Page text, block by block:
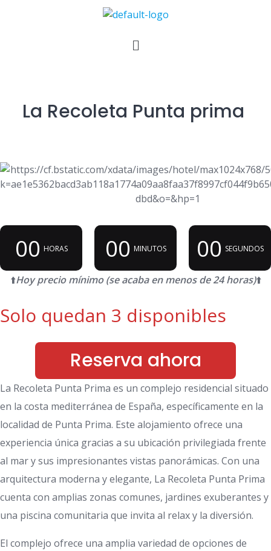
La Recoleta Punta prima
00 HORAS 00 MINUTOS 00 SEGUNDOS
⬆️Hoy precio mínimo (se acaba en menos de 24 horas)⬆️
Solo quedan 3 disponibles
Reserva ahora
La Recoleta Punta Prima es un complejo residencial situado
en la costa mediterránea de España, específicamente en la
localidad de Punta Prima. Este alojamiento ofrece una
experiencia única gracias a su ubicación privilegiada frente
al mar y sus impresionantes vistas panorámicas. Con una
arquitectura moderna y elegante, La Recoleta Punta Prima
cuenta con amplias zonas comunes, jardines exuberantes y
una piscina comunitaria que invita al relax y la diversión.
El complejo ofrece una amplia variedad de opciones de